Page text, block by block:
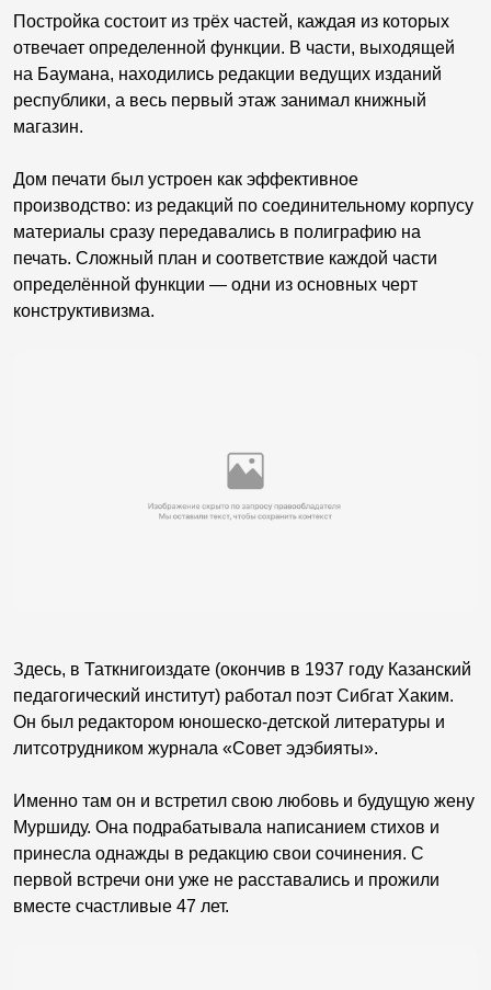
Постройка состоит из трёх частей, каждая из которых
отвечает определенной функции. В части, выходящей
на Баумана, находились редакции ведущих изданий
республики, а весь первый этаж занимал книжный
магазин.
Дом печати был устроен как эффективное
производство: из редакций по соединительному корпусу
материалы сразу передавались в полиграфию на
печать. Сложный план и соответствие каждой части
определённой функции — одни из основных черт
конструктивизма.
Здесь, в Таткнигоиздате (окончив в 1937 году Казанский
педагогический институт) работал поэт Сибгат Хаким.
Он был редактором юношеско-детской литературы и
литсотрудником журнала «Совет эдэбияты».
Именно там он и встретил свою любовь и будущую жену
Муршиду. Она подрабатывала написанием стихов и
принесла однажды в редакцию свои сочинения. С
первой встречи они уже не расставались и прожили
вместе счастливые 47 лет.